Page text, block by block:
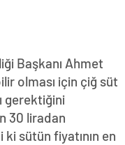
Başkanı Ahmet
olması için çiğ süt
gerektiğini
30 liradan
ki sütün fiyatının en